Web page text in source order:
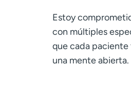
Estoy
con múltiples
que cada paciente
una mente abierta.